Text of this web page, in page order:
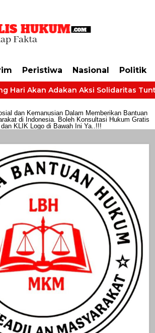
Peristiwa Nasional Politik
Akan Adakan Aksi Solidaritas
dan Kemanusian Dalam Memberikan Bantuan
di Indonesia. Boleh Konsultasi Hukum Gratis
dan KLIK Logo di Bawah Ini Ya..!!!